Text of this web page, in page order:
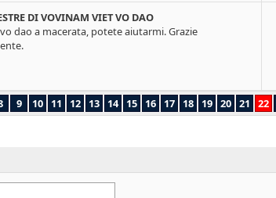
DI VOVINAM VIET VO DAO
dao a macerata, potete aiutarmi. Grazie
9 10 11 12 13 14 15 16 17 18 19 20 21 22